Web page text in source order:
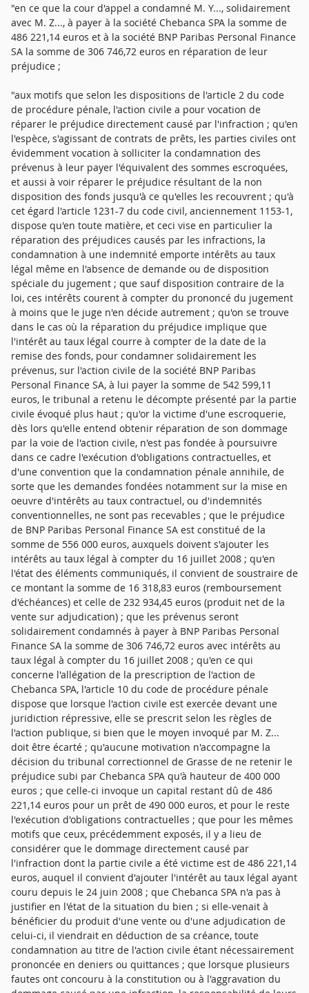
"en ce que la cour d'appel a condamné M. Y..., solidairement
avec M. Z..., à payer à la société Chebanca SPA la somme de
486 221,14 euros et à la société BNP Paribas Personal Finance
SA la somme de 306 746,72 euros en réparation de leur
préjudice ;
"aux motifs que selon les dispositions de l'article 2 du code
de procédure pénale, l'action civile a pour vocation de
réparer le préjudice directement causé par l'infraction ; qu'en
l'espèce, s'agissant de contrats de prêts, les parties civiles ont
évidemment vocation à solliciter la condamnation des
prévenus à leur payer l'équivalent des sommes escroquées,
et aussi à voir réparer le préjudice résultant de la non
disposition des fonds jusqu'à ce qu'elles les recouvrent ; qu'à
cet égard l'article 1231-7 du code civil, anciennement 1153-1,
dispose qu'en toute matière, et ceci vise en particulier la
réparation des préjudices causés par les infractions, la
condamnation à une indemnité emporte intérêts au taux
légal même en l'absence de demande ou de disposition
spéciale du jugement ; que sauf disposition contraire de la
loi, ces intérêts courent à compter du prononcé du jugement
à moins que le juge n'en décide autrement ; qu'on se trouve
dans le cas où la réparation du préjudice implique que
l'intérêt au taux légal courre à compter de la date de la
remise des fonds, pour condamner solidairement les
prévenus, sur l'action civile de la société BNP Paribas
Personal Finance SA, à lui payer la somme de 542 599,11
euros, le tribunal a retenu le décompte présenté par la partie
civile évoqué plus haut ; qu'or la victime d'une escroquerie,
dès lors qu'elle entend obtenir réparation de son dommage
par la voie de l'action civile, n'est pas fondée à poursuivre
dans ce cadre l'exécution d'obligations contractuelles, et
d'une convention que la condamnation pénale annihile, de
sorte que les demandes fondées notamment sur la mise en
oeuvre d'intérêts au taux contractuel, ou d'indemnités
conventionnelles, ne sont pas recevables ; que le préjudice
de BNP Paribas Personal Finance SA est constitué de la
somme de 556 000 euros, auxquels doivent s'ajouter les
intérêts au taux légal à compter du 16 juillet 2008 ; qu'en
l'état des éléments communiqués, il convient de soustraire de
ce montant la somme de 16 318,83 euros (remboursement
d'échéances) et celle de 232 934,45 euros (produit net de la
vente sur adjudication) ; que les prévenus seront
solidairement condamnés à payer à BNP Paribas Personal
Finance SA la somme de 306 746,72 euros avec intérêts au
taux légal à compter du 16 juillet 2008 ; qu'en ce qui
concerne l'allégation de la prescription de l'action de
Chebanca SPA, l'article 10 du code de procédure pénale
dispose que lorsque l'action civile est exercée devant une
juridiction répressive, elle se prescrit selon les règles de
l'action publique, si bien que le moyen invoqué par M. Z...
doit être écarté ; qu'aucune motivation n'accompagne la
décision du tribunal correctionnel de Grasse de ne retenir le
préjudice subi par Chebanca SPA qu'à hauteur de 400 000
euros ; que celle-ci invoque un capital restant dû de 486
221,14 euros pour un prêt de 490 000 euros, et pour le reste
l'exécution d'obligations contractuelles ; que pour les mêmes
motifs que ceux, précédemment exposés, il y a lieu de
considérer que le dommage directement causé par
l'infraction dont la partie civile a été victime est de 486 221,14
euros, auquel il convient d'ajouter l'intérêt au taux légal ayant
couru depuis le 24 juin 2008 ; que Chebanca SPA n'a pas à
justifier en l'état de la situation du bien ; si elle-venait à
bénéficier du produit d'une vente ou d'une adjudication de
celui-ci, il viendrait en déduction de sa créance, toute
condamnation au titre de l'action civile étant nécessairement
prononcée en deniers ou quittances ; que lorsque plusieurs
fautes ont concouru à la constitution ou à l'aggravation du